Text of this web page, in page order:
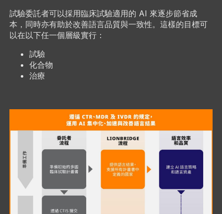
試驗委託者可以採用臨床試驗適用的 AI 來逐步節省成
本，同時亦有助於改善語言品質與一致性。這樣的目標可
以在以下任一個層級實行：
試驗
化合物
治療